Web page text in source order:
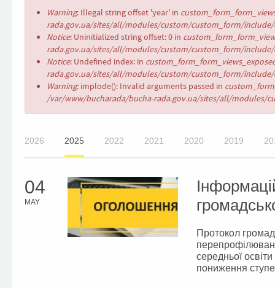
Error
message
Warning: Illegal string offset 'year' in
rada.gov.ua/sites/all/modules/custom/custom_form/
Notice: Uninitialized string offset: 0 in
rada.gov.ua/sites/all/modules/custom/custom_form/
Notice: Undefined index: in
rada.gov.ua/sites/all/modules/custom/custom_form/
Warning: implode(): Invalid arguments passed in
/var/www/bucharada/bucha-rada.gov.ua/sites/all/modules/
2026 2025 2022 2021 2020 2019
04
MAY
Протокол
середньої
пониження